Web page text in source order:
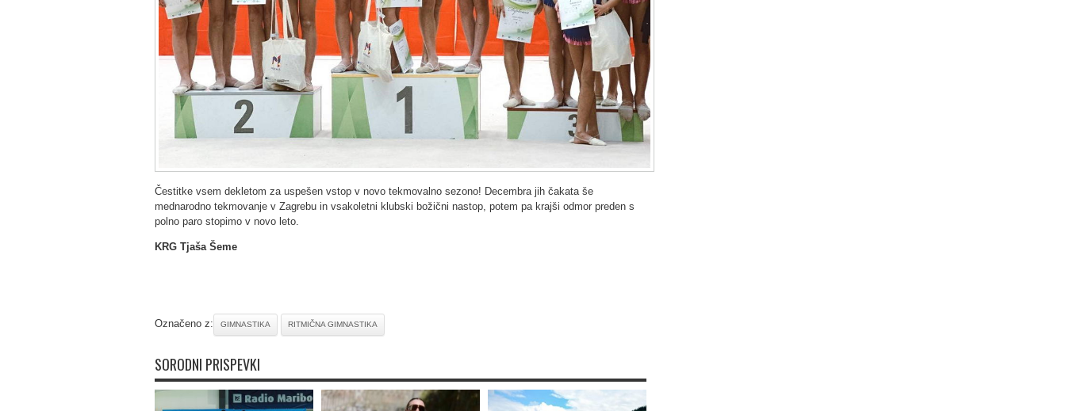
Čestitke vsem dekletom za uspešen vstop v novo tekmovalno sezono! Decembra jih čakata še
mednarodno tekmovanje v Zagrebu in vsakoletni klubski božični nastop, potem pa krajši odmor preden s
polno paro stopimo v novo leto.
KRG Tjaša Šeme
Označeno z: GIMNASTIKA RITMIČNA GIMNASTIKA
SORODNI PRISPEVKI